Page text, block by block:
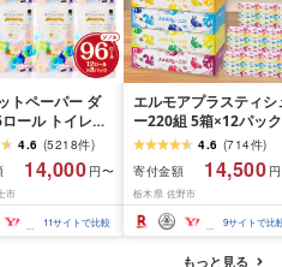
トペーパー ダ
ール トイレッ
122]
4.6 (5218件)
14,000 円〜
市
11サイトで比較
エルモアプラスティシ
ー220組 5箱×12パック
(60箱)[離島・沖縄県不
可]_ ティッシュ ティッ
シュペーパー 日用品
耗品 まとめ買い 常備
生活用品 ボックスティ
ッシュ [配送不可地域:
島・沖縄県]
4.6 (714件)
寄付金額
14,500
栃木県 佐野市
9サイトで比
もっと見る